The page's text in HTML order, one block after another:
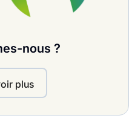
nous ?
plus